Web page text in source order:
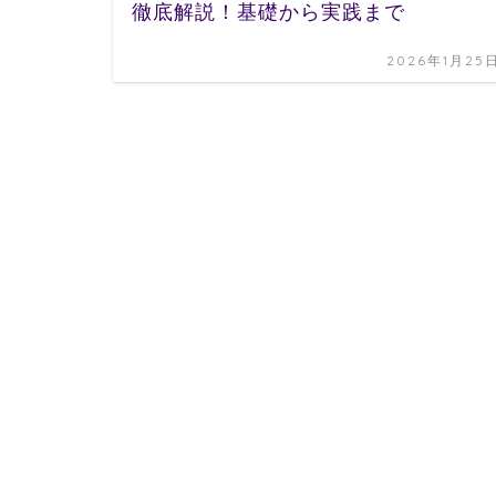
徹底解説！基礎から実践まで
2026年1月25